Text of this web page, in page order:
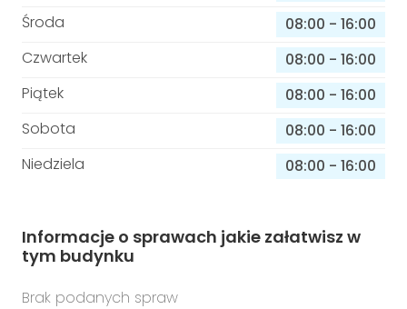
Środa
08:00 - 16:00
Czwartek
08:00 - 16:00
Piątek
08:00 - 16:00
Sobota
08:00 - 16:00
Niedziela
08:00 - 16:00
Informacje o sprawach jakie załatwisz w
tym budynku
Brak podanych spraw